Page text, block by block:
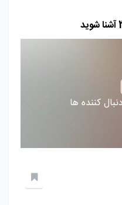
کننده ها